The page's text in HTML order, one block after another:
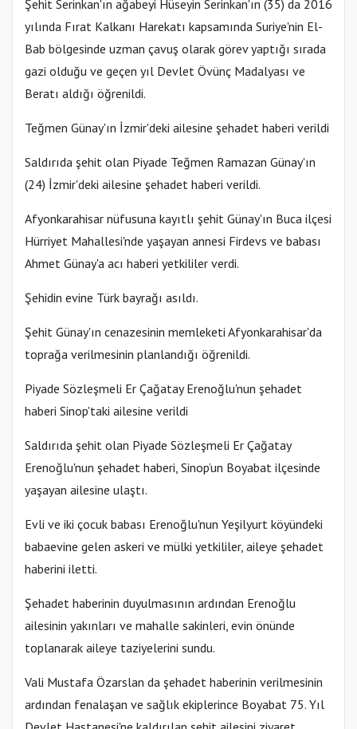
Şehit Serinkan'ın ağabeyi Hüseyin Serinkan'ın (35) da 2016
yılında Fırat Kalkanı Harekatı kapsamında Suriye'nin El-
Bab bölgesinde uzman çavuş olarak görev yaptığı sırada
gazi olduğu ve geçen yıl Devlet Övünç Madalyası ve
Beratı aldığı öğrenildi.
Teğmen Günay'ın İzmir'deki ailesine şehadet haberi verildi
Saldırıda şehit olan Piyade Teğmen Ramazan Günay'ın
(24) İzmir'deki ailesine şehadet haberi verildi.
Afyonkarahisar nüfusuna kayıtlı şehit Günay'ın Buca ilçesi
Hürriyet Mahallesi'nde yaşayan annesi Firdevs ve babası
Ahmet Günay'a acı haberi yetkililer verdi.
Şehidin evine Türk bayrağı asıldı.
Şehit Günay'ın cenazesinin memleketi Afyonkarahisar'da
toprağa verilmesinin planlandığı öğrenildi.
Piyade Sözleşmeli Er Çağatay Erenoğlu'nun şehadet
haberi Sinop'taki ailesine verildi
Saldırıda şehit olan Piyade Sözleşmeli Er Çağatay
Erenoğlu'nun şehadet haberi, Sinop’un Boyabat ilçesinde
yaşayan ailesine ulaştı.
Evli ve iki çocuk babası Erenoğlu'nun Yeşilyurt köyündeki
babaevine gelen askeri ve mülki yetkililer, aileye şehadet
haberini iletti.
Şehadet haberinin duyulmasının ardından Erenoğlu
ailesinin yakınları ve mahalle sakinleri, evin önünde
toplanarak aileye taziyelerini sundu.
Vali Mustafa Özarslan da şehadet haberinin verilmesinin
ardından fenalaşan ve sağlık ekiplerince Boyabat 75. Yıl